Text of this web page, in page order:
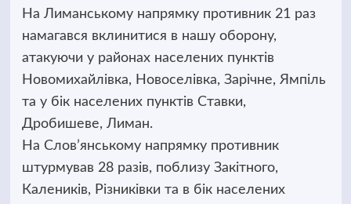
На Лиманському напрямку противник 21 раз
намагався вклинитися в нашу оборону,
атакуючи у районах населених пунктів
Новомихайлівка, Новоселівка, Зарічне, Ямпіль
та у бік населених пунктів Ставки,
Дробишеве, Лиман.
На Слов’янському напрямку противник
штурмував 28 разів, поблизу Закітного,
Калеників, Різниківки та в бік населених